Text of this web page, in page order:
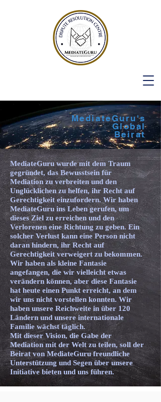
MediateGuru's
Global
Beirat
MediateGuru wurde mit dem Traum
gegründet, das Bewusstsein für
Mediation zu verbreiten und den
Unglücklichen zu helfen, ihr Recht auf
Gerechtigkeit einzufordern. Wir haben
MediateGuru ins Leben gerufen, um
dieses Ziel zu erreichen und den
Verlorenen eine Richtung zu geben. Ein
solcher Verlust kann eine Person nicht
daran hindern, ihr Recht auf
Gerechtigkeit verweigert zu bekommen.
Wir haben als kleine Fantasie
angefangen, die wir vielleicht etwas
verändern können, aber diese Fantasie
hat heute einen Punkt erreicht, an dem
wir uns nicht vorstellen konnten. Wir
haben unsere Reichweite in über 120
Ländern und unsere internationale
Familie wächst täglich.
Mit dieser Vision, die Gabe der
Mediation mit der Welt zu teilen, soll der
Beirat von MediateGuru freundliche
Unterstützung und Segen über unsere
Initiative bieten und uns führen.